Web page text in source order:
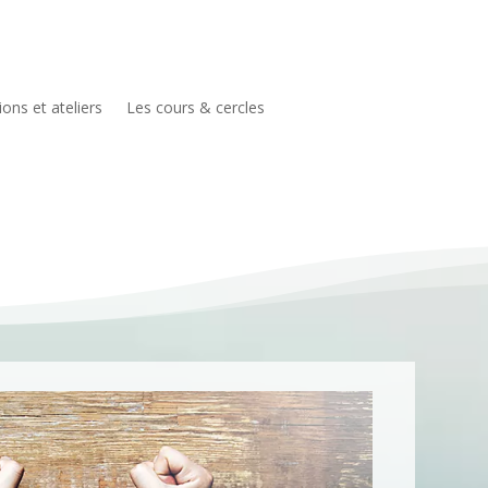
et ateliers Les cours & cercles